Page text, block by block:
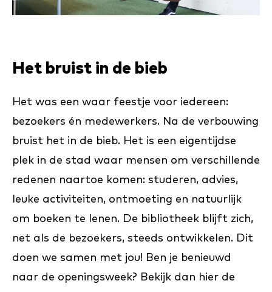
Het bruist in de bieb
Het was een waar feestje voor iedereen:
bezoekers én medewerkers. Na de verbouwing
bruist het in de bieb. Het is een eigentijdse
plek in de stad waar mensen om verschillende
redenen naartoe komen: studeren, advies,
leuke activiteiten, ontmoeting en natuurlijk
om boeken te lenen. De bibliotheek blijft zich,
net als de bezoekers, steeds ontwikkelen. Dit
doen we samen met jou! Ben je benieuwd
naar de openingsweek? Bekijk dan hier de